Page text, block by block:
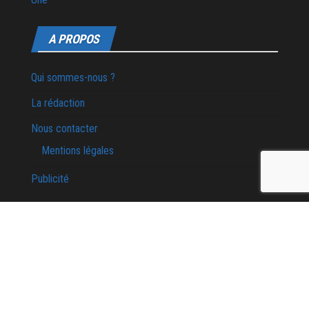
A PROPOS
Qui sommes-nous ?
La rédaction
Nous contacter
Mentions légales
Publicité